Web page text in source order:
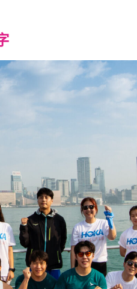
Increase
font
size.